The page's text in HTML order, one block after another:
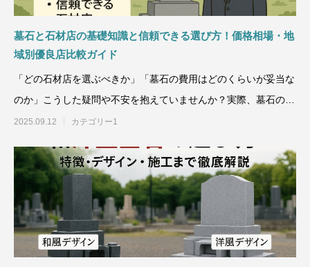
墓石と石材店の基礎知識と信頼できる選び方！価格相場・地
域別優良店比較ガイド
「どの石材店を選ぶべきか」「墓石の費用はどのくらいが妥当な
のか」こうした疑問や不安を抱えていませんか？実際、墓石の購
入費用は【平均150
2025.09.12 カテゴリー1